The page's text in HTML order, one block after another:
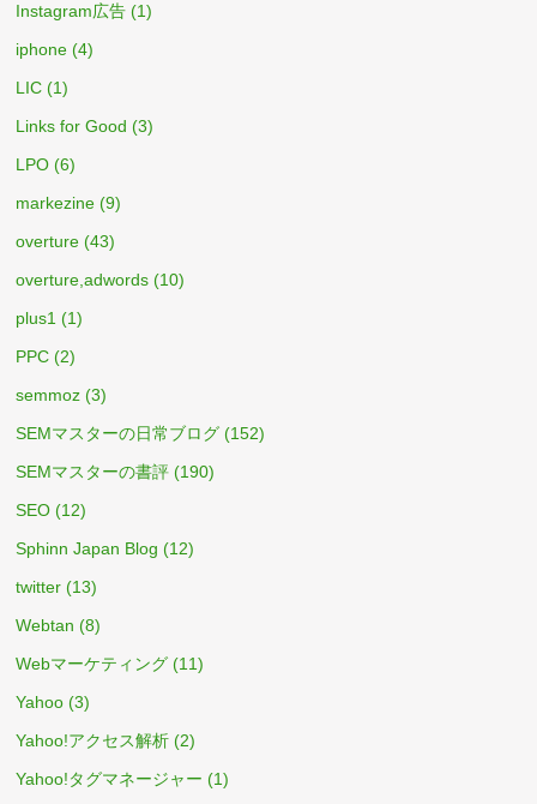
Instagram広告 (1)
iphone (4)
LIC (1)
Links for Good (3)
LPO (6)
markezine (9)
overture (43)
overture,adwords (10)
plus1 (1)
PPC (2)
semmoz (3)
SEMマスターの日常ブログ (152)
SEMマスターの書評 (190)
SEO (12)
Sphinn Japan Blog (12)
twitter (13)
Webtan (8)
Webマーケティング (11)
Yahoo (3)
Yahoo!アクセス解析 (2)
Yahoo!タグマネージャー (1)